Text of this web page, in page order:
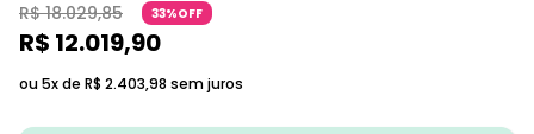
R$ 18.029,85 33%OFF
R$ 12.019,90
ou 5x de R$ 2.403,98 sem juros